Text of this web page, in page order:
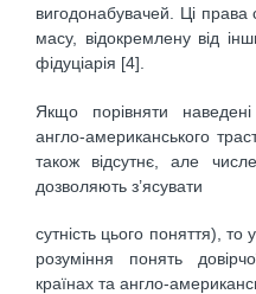
вигодонабувачей. Ці
масу, відокремлену від
фідуціарія [4].
Якщо порівняти
англо-американського
також відсутнє, але
дозволяють з’ясувати
сутність цього поняття), то
розуміння понять
країнах та англо-